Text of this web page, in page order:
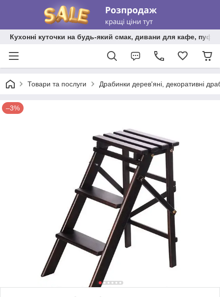
Кухонні куточки на будь-який смак, дивани для кафе,
Товари та послуги Драбинки дерев'яні, декоративні
–3%